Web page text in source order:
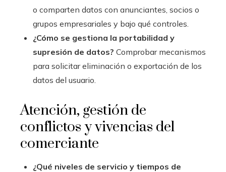
o comparten datos con anunciantes, socios o
grupos empresariales y bajo qué controles.
¿Cómo se gestiona la portabilidad y
supresión de datos? Comprobar mecanismos
para solicitar eliminación o exportación de los
datos del usuario.
Atención, gestión de
conflictos y vivencias del
comerciante
¿Qué niveles de servicio y tiempos de